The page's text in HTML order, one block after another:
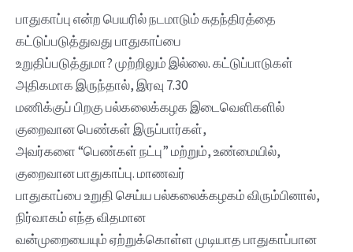
பாதுகாப்பு என்ற பெயரில் நடமாடும் சுதந்திரத்தை
கட்டுப்படுத்துவது பாதுகாப்பை
உறுதிப்படுத்துமா? முற்றிலும் இல்லை. கட்டுப்பாடுகள்
அதிகமாக இருந்தால், இரவு 7.30
மணிக்குப் பிறகு பல்கலைக்கழக இடைவெளிகளில்
குறைவான பெண்கள் இருப்பார்கள்,
அவர்களை “பெண்கள் நட்பு” மற்றும், உண்மையில்,
குறைவான பாதுகாப்பு. மாணவர்
பாதுகாப்பை உறுதி செய்ய பல்கலைக்கழகம் விரும்பினால்,
நிர்வாகம் எந்த விதமான
வன்முறையையும் ஏற்றுக்கொள்ள முடியாத பாதுகாப்பான